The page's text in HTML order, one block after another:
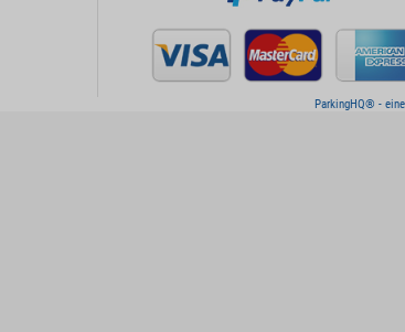
ParkingHQ® -